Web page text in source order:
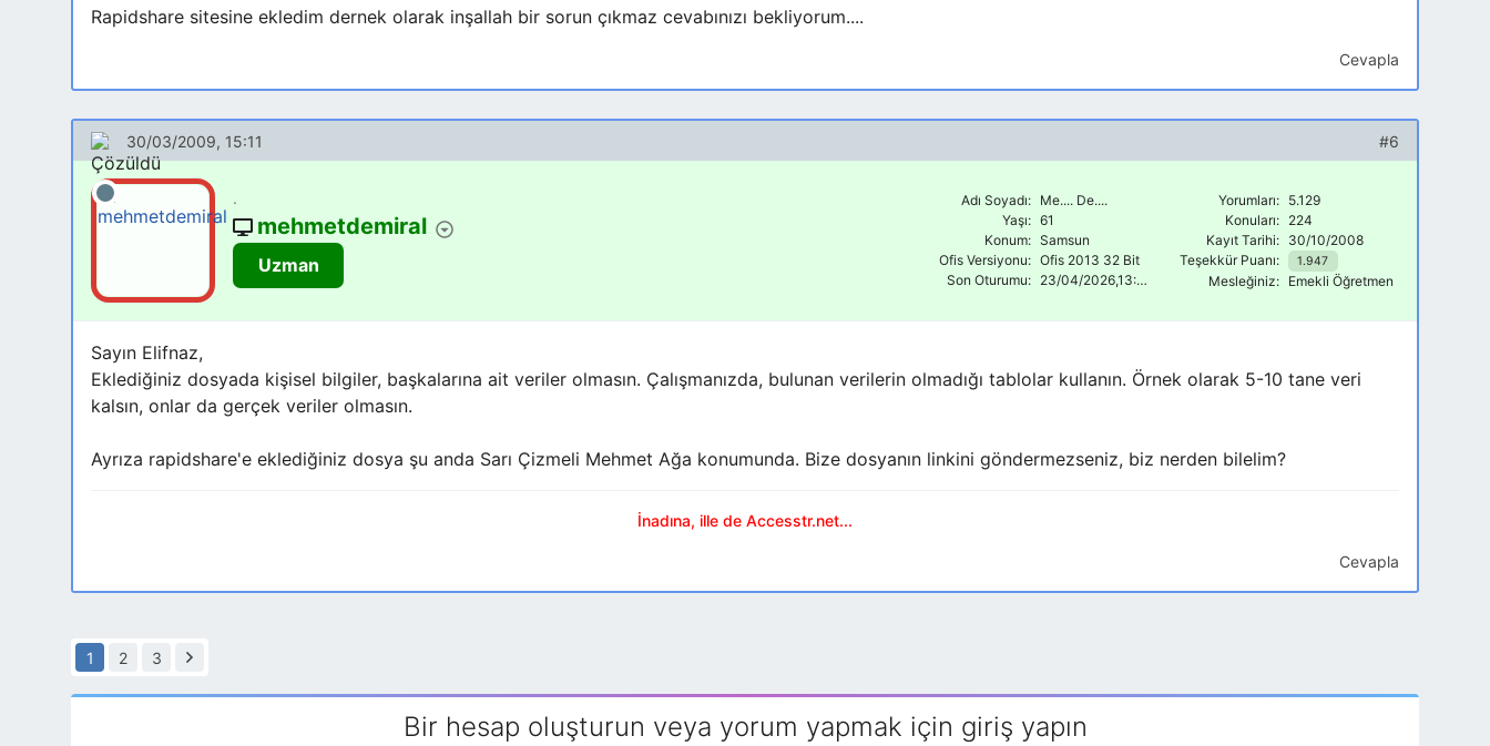
Rapidshare sitesine ekledim dernek olarak inşallah bir sorun çıkmaz cevabınızı bekliyorum....
Cevapla
30/03/2009, 15:11 #6
.
mehmetdemiral
Uzman
Adı Soyadı: Me.... De....
Yaşı: 61
Konum: Samsun
Ofis Versiyonu: Ofis 2013 32 Bit
Son Oturumu:
23/04/2026,13:52
Yorumları: 5.129
Konuları: 224
Kayıt Tarihi: 30/10/2008
Teşekkür Puanı:
1.947
Mesleğiniz: Emekli Öğretmen
Sayın Elifnaz,
Eklediğiniz dosyada kişisel bilgiler, başkalarına ait veriler olmasın. Çalışmanızda, bulunan verilerin olmadığı tablolar kullanın. Örnek olarak 5-10 tane veri
kalsın, onlar da gerçek veriler olmasın.
Ayrıza rapidshare'e eklediğiniz dosya şu anda Sarı Çizmeli Mehmet Ağa konumunda. Bize dosyanın linkini göndermezseniz, biz nerden bilelim?
İnadına, ille de Accesstr.net...
Cevapla
1 2 3
Bir hesap oluşturun veya yorum yapmak için giriş yapın